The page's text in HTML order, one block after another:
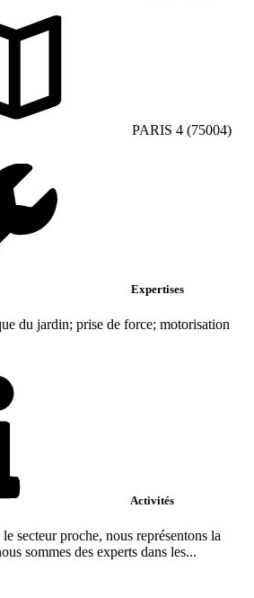
PARIS 4 (75004)
Expertises
du jardin; prise de force; motorisation
Activités
secteur proche, nous représentons la
sommes des experts dans les...